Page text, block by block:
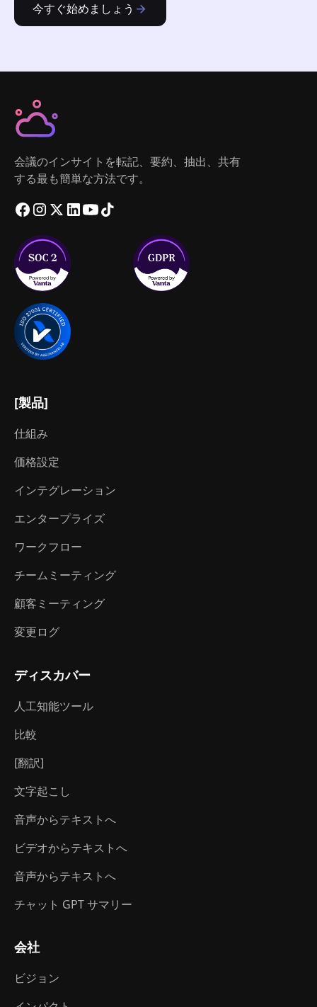
今すぐ始めましょう
会議のインサイトを転記、要約、抽出、共有
する最も簡単な方法です。
[製品]
仕組み
価格設定
インテグレーション
エンタープライズ
ワークフロー
チームミーティング
顧客ミーティング
変更ログ
ディスカバー
人工知能ツール
比較
[翻訳]
文字起こし
音声からテキストへ
ビデオからテキストへ
音声からテキストへ
チャット GPT サマリー
会社
ビジョン